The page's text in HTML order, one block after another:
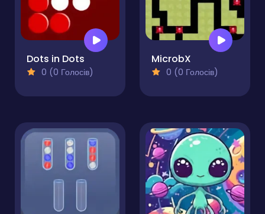
Dots in Dots
0 (0 Голосів)
MicrobX
0 (0 Голосів)